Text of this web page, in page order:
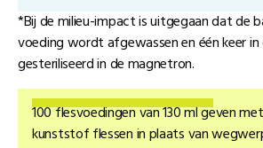
*Bij de milieu-impact is uitgegaan dat de
voeding wordt afgewassen en één keer
gesteriliseerd in de magnetron.
100 flesvoedingen van 130 ml geven
kunststof flessen in plaats van